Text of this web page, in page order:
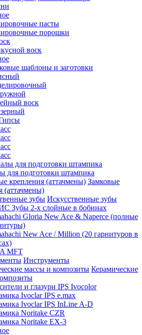
пасты
порошки
воск
шаблоны и заготовки
воск
для подготовки штампика
Замковые
(аттачмены)
Искусственные зубы
Зубы 2-х слойные в бобинах
Gloria New Ace & Naperce (полные
New Ace / Million (20 гарнитуров в
MFT
Инструменты
Керамические
и глазури IPS Ivocolor
Ivoclar IPS e.max
Ivoclar IPS InLine A-D
Noritake CZR
Noritake EX-3